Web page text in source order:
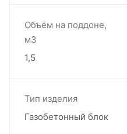
Объём на поддоне,
м3
1,5
Тип изделия
Газобетонный блок